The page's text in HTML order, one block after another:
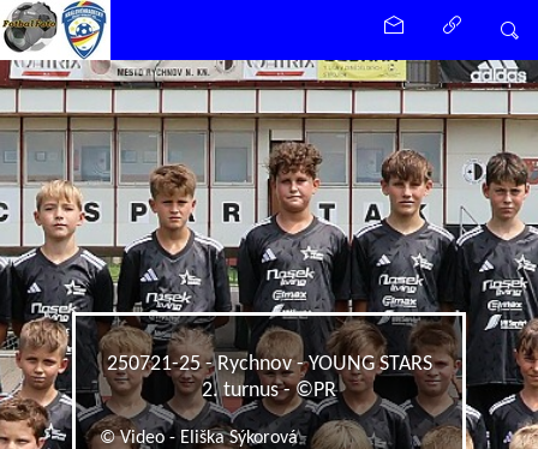
250721-25 - Rychnov - YOUNG STARS
2. turnus - ©PR
© Video - Eliška Sýkorová